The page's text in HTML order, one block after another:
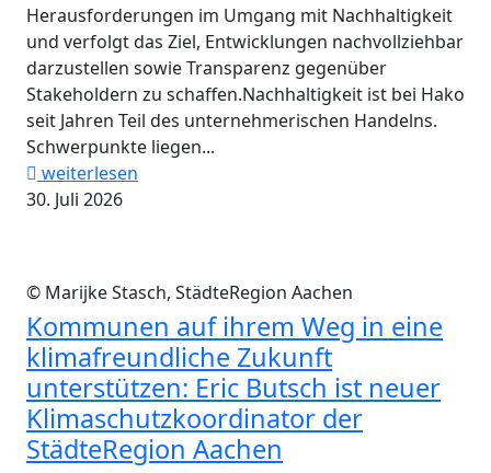
Herausforderungen im Umgang mit Nachhaltigkeit
und verfolgt das Ziel, Entwicklungen nachvollziehbar
darzustellen sowie Transparenz gegenüber
Stakeholdern zu schaffen.Nachhaltigkeit ist bei Hako
seit Jahren Teil des unternehmerischen Handelns.
Schwerpunkte liegen...
weiterlesen
30. Juli 2026
© Marijke Stasch, StädteRegion Aachen
Kommunen auf ihrem Weg in eine
klimafreundliche Zukunft
unterstützen: Eric Butsch ist neuer
Klimaschutzkoordinator der
StädteRegion Aachen